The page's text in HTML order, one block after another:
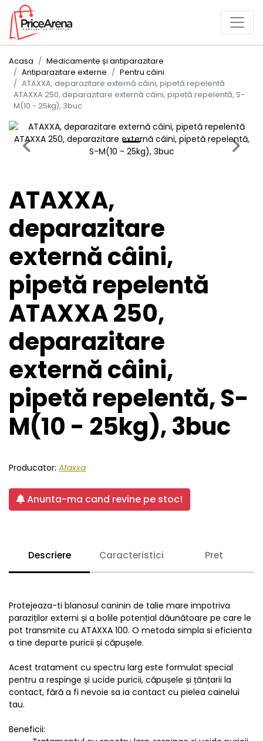
Acasa
Medicamente și antiparazitare
Antiparazitare externe
Pentru câini
ATAXXA, deparazitare externă câini, pipetă repelentă
ATAXXA 250, deparazitare externă câini, pipetă repelentă, S-
M(10 - 25kg), 3buc
Previous Next
ATAXXA,
deparazitare
externă câini,
pipetă repelentă
ATAXXA 250,
deparazitare
externă câini,
pipetă repelentă, S-
M(10 - 25kg), 3buc
Producator: Ataxxa
Anunta-ma cand revine pe stoc!
Descriere Caracteristici Pret
Protejeaza-ti blanosul caninin de talie mare impotriva
paraziților externi și a bolile potențial dăunătoare pe care le
pot transmite cu ATAXXA 100. O metoda simpla si eficienta
a tine departe puricii și căpușele.
Acest tratament cu spectru larg este formulat special
pentru a respinge și ucide puricii, căpușele și țânțarii la
contact, fără a fi nevoie sa ia contact cu pielea cainelui
tau.
Beneficii: